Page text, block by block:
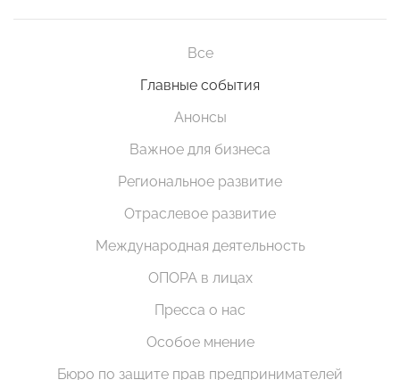
Все
Главные события
Анонсы
Важное для бизнеса
Региональное развитие
Отраслевое развитие
Международная деятельность
ОПОРА в лицах
Пресса о нас
Особое мнение
Бюро по защите прав предпринимателей